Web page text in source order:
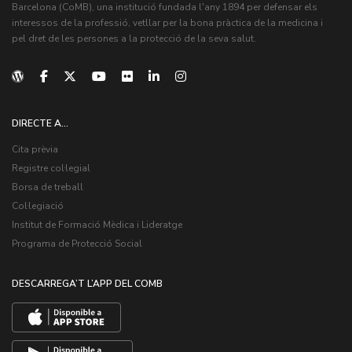
Barcelona (CoMB), una institució fundada l'any 1894 per defensar els
interessos de la professió, vetllar per la bona pràctica de la medicina i
pel dret de les persones a la protecció de la seva salut.
DIRECTE A...
Cita prèvia
Registre col·legial
Borsa de treball
Col·legiació
Institut de Formació Mèdica i Lideratge
Programa de Protecció Social
DESCARREGA’T L’APP DEL COMB